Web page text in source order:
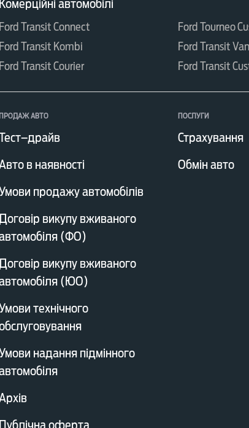
Комерційні автомобілі
Ford Transit Connect Ford Tourneo
Ford Transit Kombi
Ford Transit Van
Ford Transit Courier
Ford Transit
ПРОДАЖ АВТО
в наявності
продажу автомобілів
викупу вживаного
(ФО)
викупу вживаного
(ЮО)
технічного
надання підмінного
ПОСЛУГИ
Страхування
Обмін авто